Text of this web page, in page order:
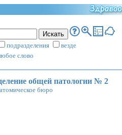
подразделения
везде
слово
общей патологии № 2
бюро